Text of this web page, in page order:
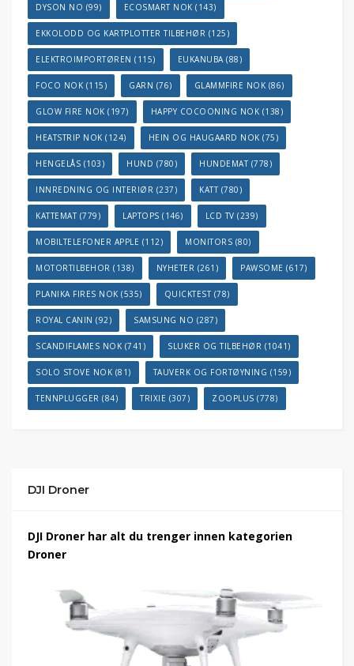
DYSON NO (99) ECOSMART NOK (143)
EKKOLODD OG KARTPLOTTER TILBEHØR (125)
ELEKTROIMPORTØREN (115) EUKANUBA(88)
FOCO NOK (115) GARN (76) GLAMMFIRE NOK (86)
GLOW FIRE NOK (197) HAPPY COCOONING NOK (138)
HEATSTRIP NOK (124) HEIN OG HAUGAARD NOK (75)
HENGELÅS (103) HUND (780) HUNDEMAT(778)
INNREDNING OG INTERIØR (237) KATT(780)
KATTEMAT(779) LAPTOPS (146) LCD TV (239)
MOBILTELEFONER APPLE (112) MONITORS (80)
MOTORTILBEHOR (138) NYHETER (261) PAWSOME (617)
PLANIKA FIRES NOK (535) QUICKTEST(78)
ROYAL CANIN (92) SAMSUNG NO (287)
SCANDIFLAMES NOK (741) SLUKER OG TILBEHØR (1041)
SOLO STOVE NOK (81) TAUVERK OG FORTØYNING (159)
TENNPLUGGER (84) TRIXIE (307) ZOOPLUS (778)
DJI Droner
DJI Droner har alt du trenger innen kategorien
Droner